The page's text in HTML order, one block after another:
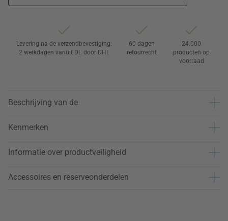
Levering na de verzendbevestiging:
2 werkdagen vanuit DE door DHL
60 dagen
retourrecht
24.000
producten op
voorraad
Beschrijving van de
Kenmerken
Informatie over productveiligheid
Accessoires en reserveonderdelen